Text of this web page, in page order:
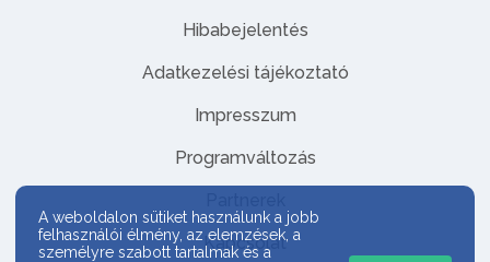
Hibabejelentés
Adatkezelési tájékoztató
Impresszum
Programváltozás
Kapcsolat
A weboldalon sütiket használunk a jobb
felhasználói élmény, az elemzések, a
személyre szabott tartalmak és a